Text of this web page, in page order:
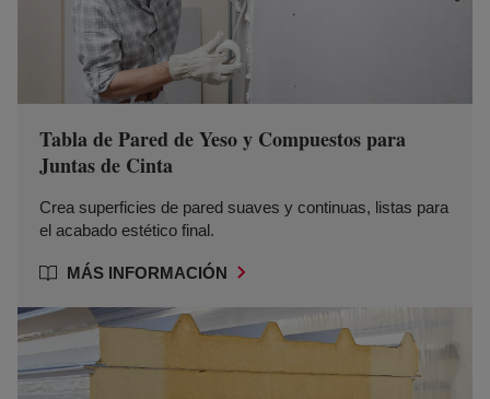
Tabla de Pared de Yeso y Compuestos para
Juntas de Cinta
Crea superficies de pared suaves y continuas, listas para
el acabado estético final.
MÁS INFORMACIÓN